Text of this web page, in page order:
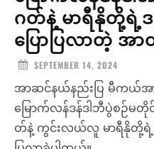
ဂတ်နဲ့ မာရီနိုတို့ရဲ့
ပြောပြလာတဲ့ အ
SEPTEMBER 14, 2024
အာဆင်နယ်နည်းပြ မီကယ်
မြောက်လန်ဒန်ဒါဘီပွဲစဉ်မတို
တ်နဲ့ ကွင်းလယ်လူ မာရီနိုတို့ရဲ့